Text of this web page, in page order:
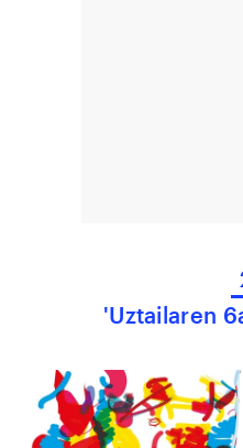
'Uztailaren